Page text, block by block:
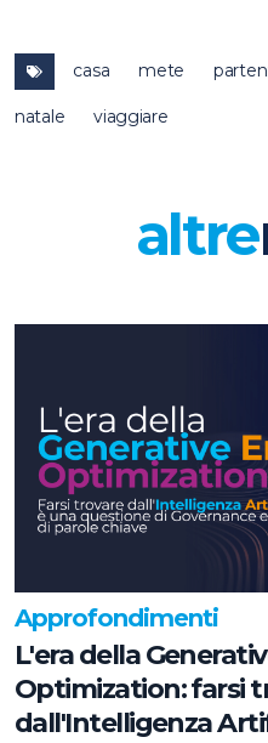
casa mete
natale viaggiare
altre
Approfondimenti
L'era della
Optimization: farsi
dall'Intelligenza